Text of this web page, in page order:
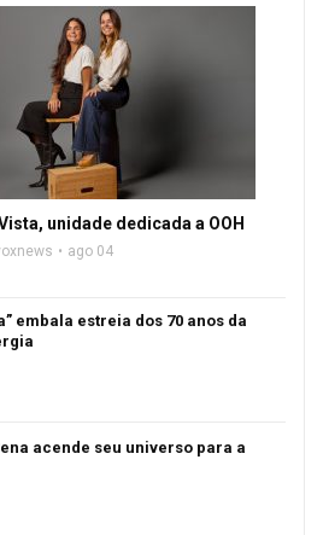
unidade dedicada a OOH
ago 04
embala estreia dos 70 anos da
acende seu universo para a